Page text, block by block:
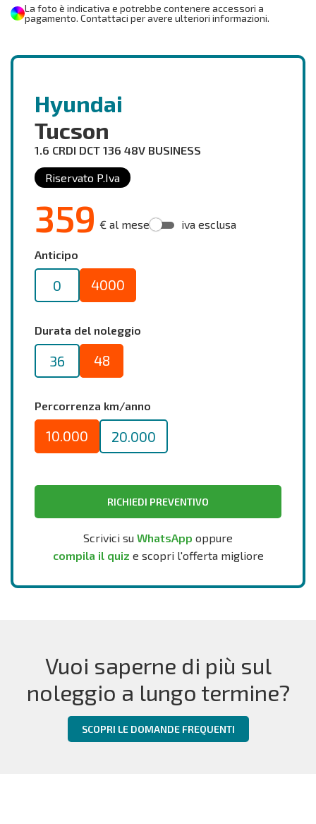
La foto è indicativa e potrebbe contenere accessori a
pagamento. Contattaci per avere ulteriori informazioni.
Hyundai
Tucson
1.6 CRDI DCT 136 48V BUSINESS
Riservato P.Iva
359 € al mese iva esclusa
Anticipo
0 4000
Durata del noleggio
36 48
Percorrenza km/anno
10.000 20.000
RICHIEDI PREVENTIVO
Scrivici su WhatsApp oppure
compila il quiz e scopri l'offerta migliore
Vuoi saperne di più sul
noleggio a lungo termine?
SCOPRI LE DOMANDE FREQUENTI